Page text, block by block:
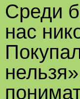
Среди
нас